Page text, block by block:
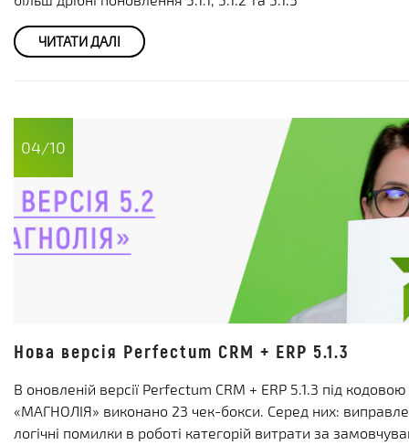
ЧИТАТИ ДАЛІ
04/10
Нова версія Perfectum CRM + ERP 5.1.3
В оновленій версії Perfectum CRM + ERP 5.1.3 під
«МАГНОЛІЯ» виконано 23 чек-бокси. Серед них:
логічні помилки в роботі категорій витрати за